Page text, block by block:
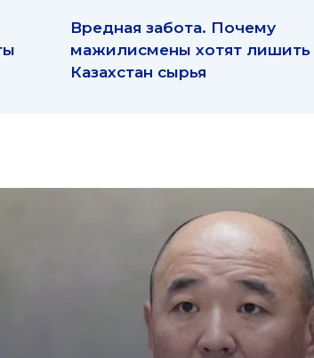
Вредная забота. Почему
мажилисмены хотят лишить
Казахстан сырья